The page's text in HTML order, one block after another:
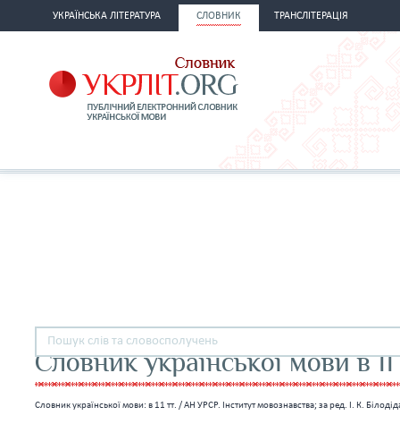
УКРАЇНСЬКА ЛІТЕРАТУРА СЛОВНИК ТРАНСЛІТЕРАЦІЯ
Словник української мови в
Словник української мови: в 11 тт. / АН УРСР. Інститут мовознавства; за ред. І. К.